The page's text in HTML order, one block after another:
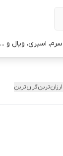
اسپری، ویال و ...
ارزان‌ترینگران‌ترین